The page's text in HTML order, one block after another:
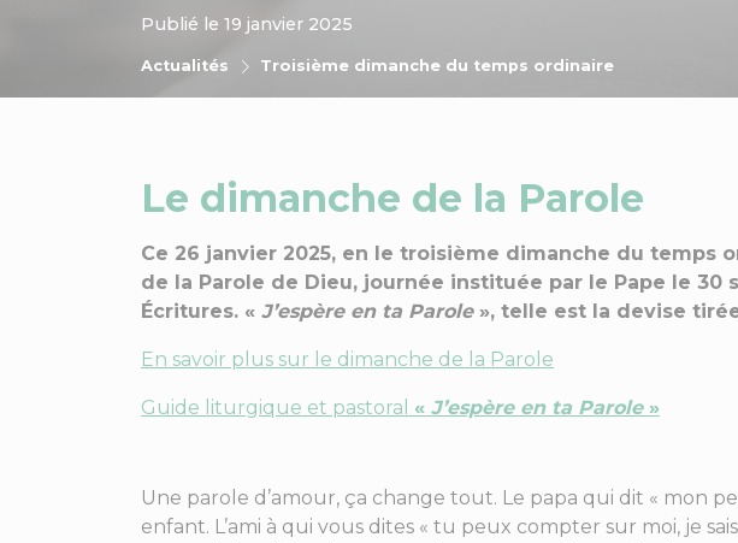
Actualités Troisième dimanche du temps ordinaire
Publié le 19 janvier 2025
Le dimanche de la Parole
Ce 26 janvier 2025, en le troisième dimanche du temps
de la Parole de Dieu, journée instituée par le Pape le 30
Écritures. « J’espère en ta Parole», telle est la devise
En savoir plus sur le dimanche de la Parole
Guide liturgique et pastoral « J’espère en ta Parole»
Une parole d’amour, ça change tout. Le papa qui dit « mon
enfant. L’ami à qui vous dites « tu peux compter sur moi, je